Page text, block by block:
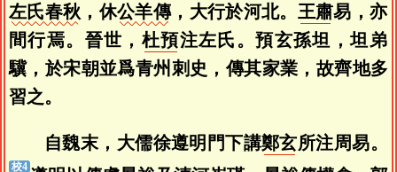
左氏春秋 ，休公羊傳，大行於河北。 王肅易，亦
間行焉。晉世， 杜預注左氏。預玄孫坦，坦弟
驥，於宋朝並爲青州刺史，傳其家業，故齊地多
習之。
自魏末，大儒徐遵明門下講鄭玄所注周易。